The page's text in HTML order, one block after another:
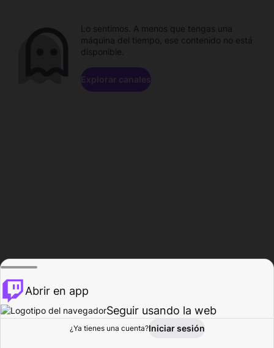
Explorar Actividad
Lo sentimos. A menos que tengas una
máquina del tiempo, ese contenido no está
disponible.
Explorar canales
Abrir en app
Seguir usando la web
¿Ya tienes una cuenta?Iniciar sesión